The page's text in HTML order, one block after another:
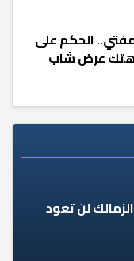
الحكم على
هتك عرض شاب
لن تعود